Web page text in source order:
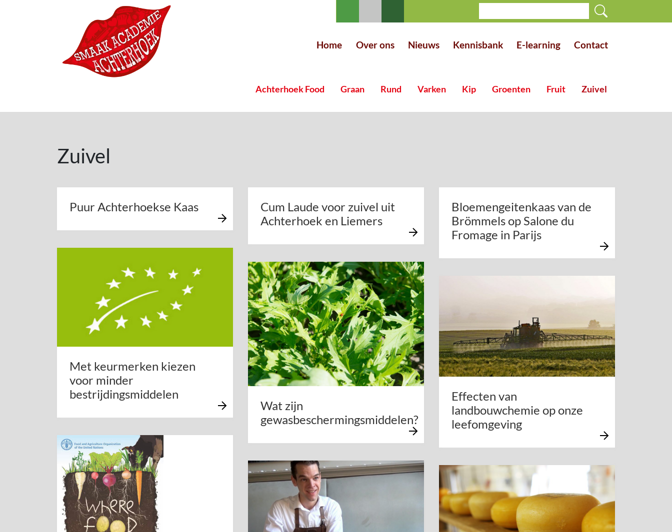
Hoofdnavigatie Home Over ons Nieuws Kennisbank E-learning Contact
Achterhoek Food Graan Rund Varken Kip Groenten Fruit Zuivel
Zuivel
Puur Achterhoekse Kaas
Cum Laude voor zuivel uit
Achterhoek en Liemers
Bloemengeitenkaas van de
Brömmels op Salone du
Fromage in Parijs
Met keurmerken kiezen
voor minder
bestrijdingsmiddelen
Wat zijn
gewasbeschermingsmiddelen?
Effecten van
landbouwchemie op onze
leefomgeving